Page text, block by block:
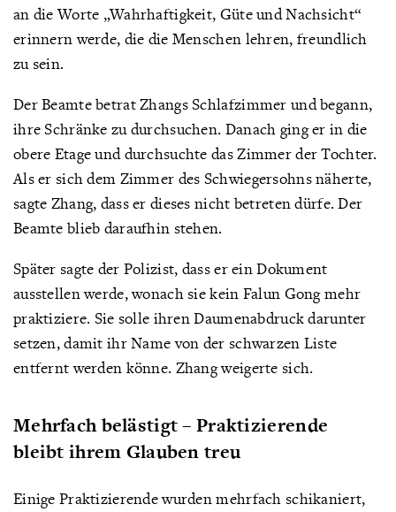
an die Worte „Wahrhaftigkeit, Güte und Nachsicht“
erinnern werde, die die Menschen lehren, freundlich
zu sein.
Der Beamte betrat Zhangs Schlafzimmer und begann,
ihre Schränke zu durchsuchen. Danach ging er in die
obere Etage und durchsuchte das Zimmer der Tochter.
Als er sich dem Zimmer des Schwiegersohns näherte,
sagte Zhang, dass er dieses nicht betreten dürfe. Der
Beamte blieb daraufhin stehen.
Später sagte der Polizist, dass er ein Dokument
ausstellen werde, wonach sie kein Falun Gong mehr
praktiziere. Sie solle ihren Daumenabdruck darunter
setzen, damit ihr Name von der schwarzen Liste
entfernt werden könne. Zhang weigerte sich.
Mehrfach belästigt – Praktizierende
bleibt ihrem Glauben treu
Einige Praktizierende wurden mehrfach schikaniert,